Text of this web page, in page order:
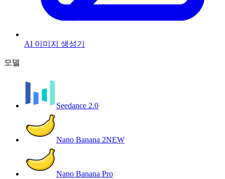
AI 이미지 생성기
모델
Seedance 2.0
Nano Banana 2NEW
Nano Banana Pro